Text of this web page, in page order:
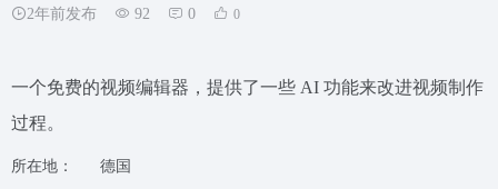
2年前发布 92 0 0
一个免费的视频编辑器，提供了一些 AI 功能来改进视频制作
过程。
所在地：
德国